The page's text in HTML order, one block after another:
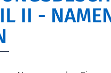
II -